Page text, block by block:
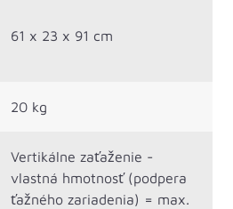
61 x 23 x 91 cm
20 kg
Vertikálne zaťaženie -
vlastná hmotnosť (podpera
ťažného zariadenia) = max.